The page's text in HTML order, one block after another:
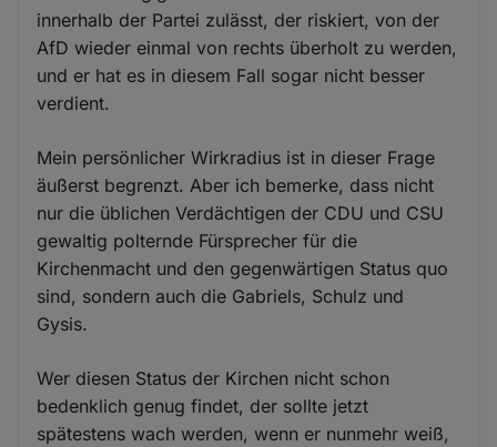
innerhalb der Partei zulässt, der riskiert, von der
AfD wieder einmal von rechts überholt zu werden,
und er hat es in diesem Fall sogar nicht besser
verdient.
Mein persönlicher Wirkradius ist in dieser Frage
äußerst begrenzt. Aber ich bemerke, dass nicht
nur die üblichen Verdächtigen der CDU und CSU
gewaltig polternde Fürsprecher für die
Kirchenmacht und den gegenwärtigen Status quo
sind, sondern auch die Gabriels, Schulz und
Gysis.
Wer diesen Status der Kirchen nicht schon
bedenklich genug findet, der sollte jetzt
spätestens wach werden, wenn er nunmehr weiß,